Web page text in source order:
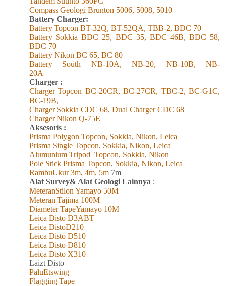
Compass Geologi Brunton 5006, 5008, 5010
Battery Charger:
Battery Topcon BT-32Q, BT-52QA, TBB-2, BDC 70
Battery Sokkia BDC 25, BDC 35, BDC 46B, BDC 58,
BDC 70
Battery Nikon BC 65, BC 80
Battery South NB-10A, NB-20, NB-10B, NB-
20A
Charger :
Charger Topcon BC-20CR, BC-27CR, TBC-2, BC-G1C,
BC-19B,
Charger Sokkia CDC 68, Dual Charger CDC 68
Charger Nikon Q-75E
Aksesoris :
Prisma Polygon Topcon, Sokkia, Nikon, Leica
Prisma Single Topcon, Sokkia, Nikon, Leica
Alumunium Tripod Topcon, Sokkia, Nikon
Pole Stick Prisma Topcon, Sokkia, Nikon, Leica
RambuUkur 3m, 4m, 5m 7m
Alat Survey& Alat Geologi Lainnya :
MeteranStilon Yamayo 50M
Meteran Tajima 100M
Diameter TapeYamayo 10M
Leica Disto D3ABT
Leica DistoD210
Leica Disto D510
Leica Disto D810
Leica Disto X310
LaiztDisto
PaluEtswing
Flagging Tape